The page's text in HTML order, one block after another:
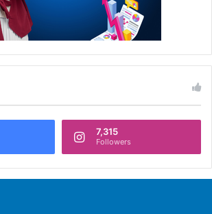
7,315
Followers